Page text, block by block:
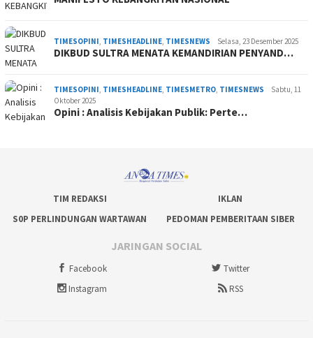
TIMESOPINI, TIMESHEADLINE, TIMESNEWS Selasa, 23 Desember 2025
DIKBUD SULTRA MENATA KEMANDIRIAN PENYAND…
TIMESOPINI, TIMESHEADLINE, TIMESMETRO, TIMESNEWS
Sabtu, 11
Oktober 2025
Opini : Analisis Kebijakan Publik: Perte…
TIM REDAKSI
IKLAN
S0P PERLINDUNGAN WARTAWAN
PEDOMAN PEMBERITAAN SIBER
JARINGAN SOCIAL
Facebook
Twitter
Instagram
RSS